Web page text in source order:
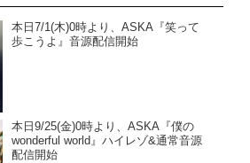
本日7/1(木)0時より、ASKA『笑って
歩こうよ』音源配信開始
本日9/25(金)0時より、ASKA『僕の
wonderful world』ハイレゾ&通常音源
配信開始